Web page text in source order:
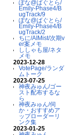
ぽな@ばぐとら/
Emily-Phase4/B
ugTrack/9
ぽな@ばぐとら/
Emily-Phase4/B
ugTrack/2
ちに/AIMist/次期v
er案メモ
ししゃも屋/ネタ
メモ
2023-12-28
VotePage/ランダ
ムトーク
2023-07-25
神夜みゅん/ゴー
スト配布するな
ら
神夜みゅん/伺
か・おすすめア
ップローダーリ
ンク集
2023-01-25